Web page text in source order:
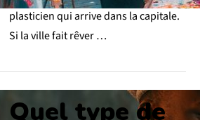
plasticien qui arrive dans la capitale.
Si la ville fait rêver …
Quel type de